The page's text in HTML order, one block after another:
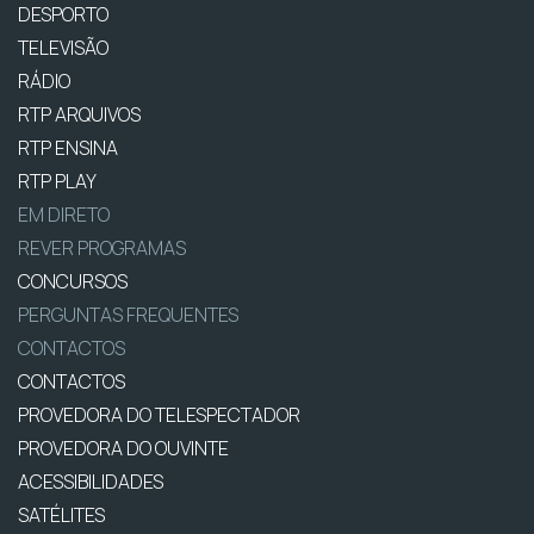
DESPORTO
TELEVISÃO
RÁDIO
RTP ARQUIVOS
RTP ENSINA
RTP PLAY
EM DIRETO
REVER PROGRAMAS
CONCURSOS
PERGUNTAS FREQUENTES
CONTACTOS
CONTACTOS
PROVEDORA DO TELESPECTADOR
PROVEDORA DO OUVINTE
ACESSIBILIDADES
SATÉLITES